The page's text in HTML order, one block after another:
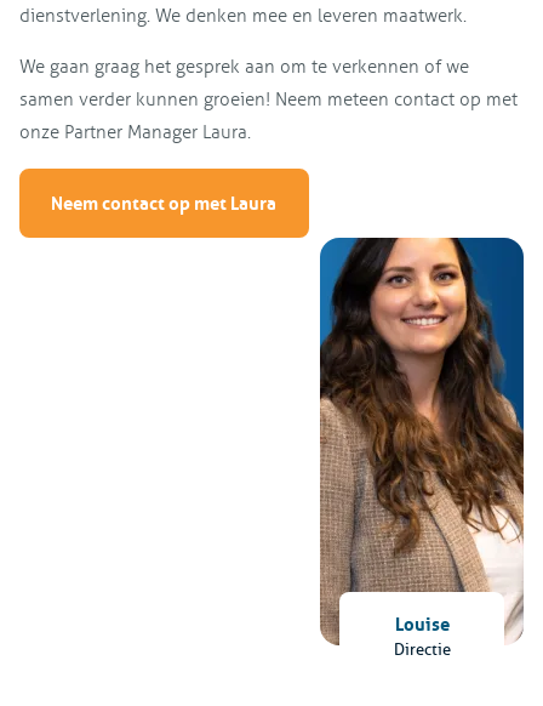
dienstverlening. We denken mee en leveren maatwerk.
We gaan graag het gesprek aan om te verkennen of we
samen verder kunnen groeien! Neem meteen contact op met
onze Partner Manager Laura.
Neem contact op met Laura
Louise
Directie